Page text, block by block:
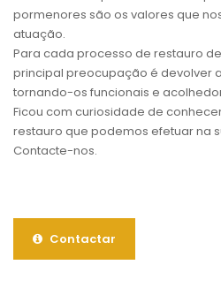
pormenores são os valores que
atuação.
Para cada processo de restauro
principal preocupação é devolver
tornando-os funcionais e
Ficou com curiosidade de
restauro que podemos efetuar na
Contacte-nos.
Contactar